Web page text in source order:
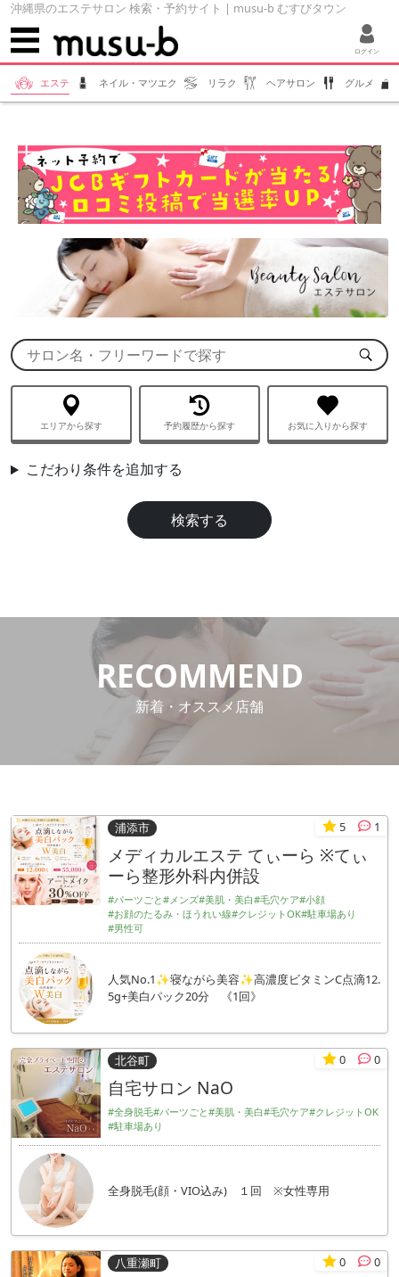
沖縄県のエステサロン 検索・予約サイト | musu-b むすびタウン
ログイン
エステ ネイル・マツエク リラク ヘアサロン グルメ
エリアから探す 予約履歴から探す お気に入りから探す
こだわり条件を追加する
検索する
RECOMMEND
新着・オススメ店舗
浦添市 5 1
メディカルエステ てぃーら ※てぃ
ーら整形外科内併設
#パーツごと#メンズ#美肌・美白#毛穴ケア#小顔
#お顔のたるみ・ほうれい線#クレジットOK#駐車場あり
#男性可
人気No.1✨寝ながら美容✨高濃度ビタミンC点滴12.
5g+美白パック20分 《1回》
北谷町 0 0
自宅サロン NaO
#全身脱毛#パーツごと#美肌・美白#毛穴ケア#クレジットOK
#駐車場あり
全身脱毛(顔・VIO込み) １回 ※女性専用
八重瀬町 0 0